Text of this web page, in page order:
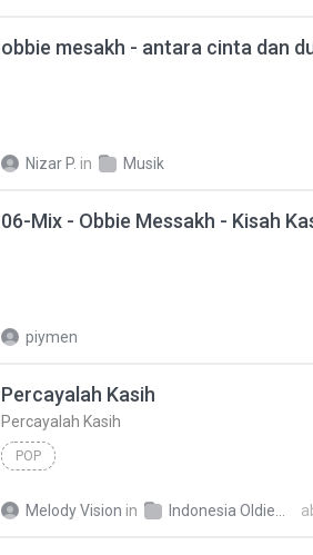
Nizar P. in Musik
piymen
Percayalah Kasih
Percayalah Kasih
POP
Melody Vision in